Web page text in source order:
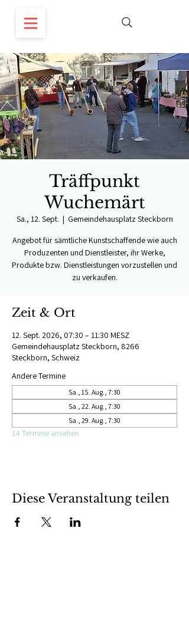
Träffpunkt
Wuchemärt
Sa., 12. Sept.
  |
Gemeindehausplatz Steckborn
Angebot für sämtliche Kunstschaffende wie auch
Produzenten und Dienstleister, ihr Werke,
Produkte bzw. Dienstleistungen vorzustellen und
zu verkaufen.
Zeit & Ort
12. Sept. 2026, 07:30 – 11:30 MESZ
Gemeindehausplatz Steckborn, 8266
Steckborn, Schweiz
Andere Termine
Sa., 15. Aug., 7:30
Sa., 22. Aug., 7:30
Sa., 29. Aug., 7:30
14 Termine ansehen
Diese Veranstaltung teilen